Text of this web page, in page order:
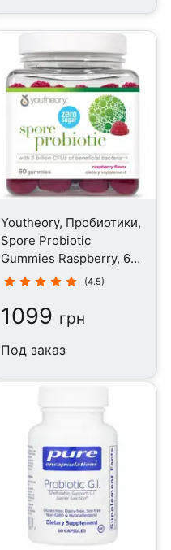
Youtheory, Пробиотики,
Spore Probiotic
Gummies Raspberry, 60
таблеток
(4.5)
1099 грн
Под заказ